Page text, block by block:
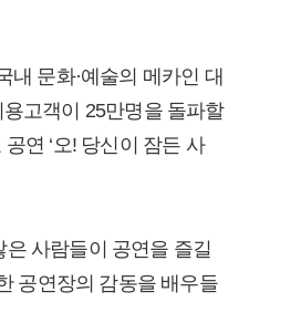
내 문화·예술의 메카인 대
고객이 25만명을 돌파할
연 ‘오! 당신이 잠든 사
은 사람들이 공연을 즐길
공연장의 감동을 배우들